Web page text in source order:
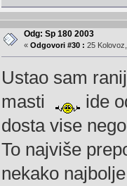
Odg: Sp 180 2003
« Odgovori #30 : 25
Ustao sam
masti
ide
dosta vise
To najviše
nekako